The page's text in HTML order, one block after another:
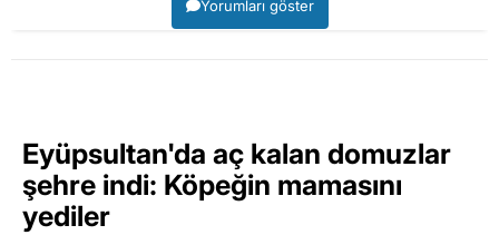
Yorumları göster
Eyüpsultan'da aç kalan domuzlar
şehre indi: Köpeğin mamasını
yediler